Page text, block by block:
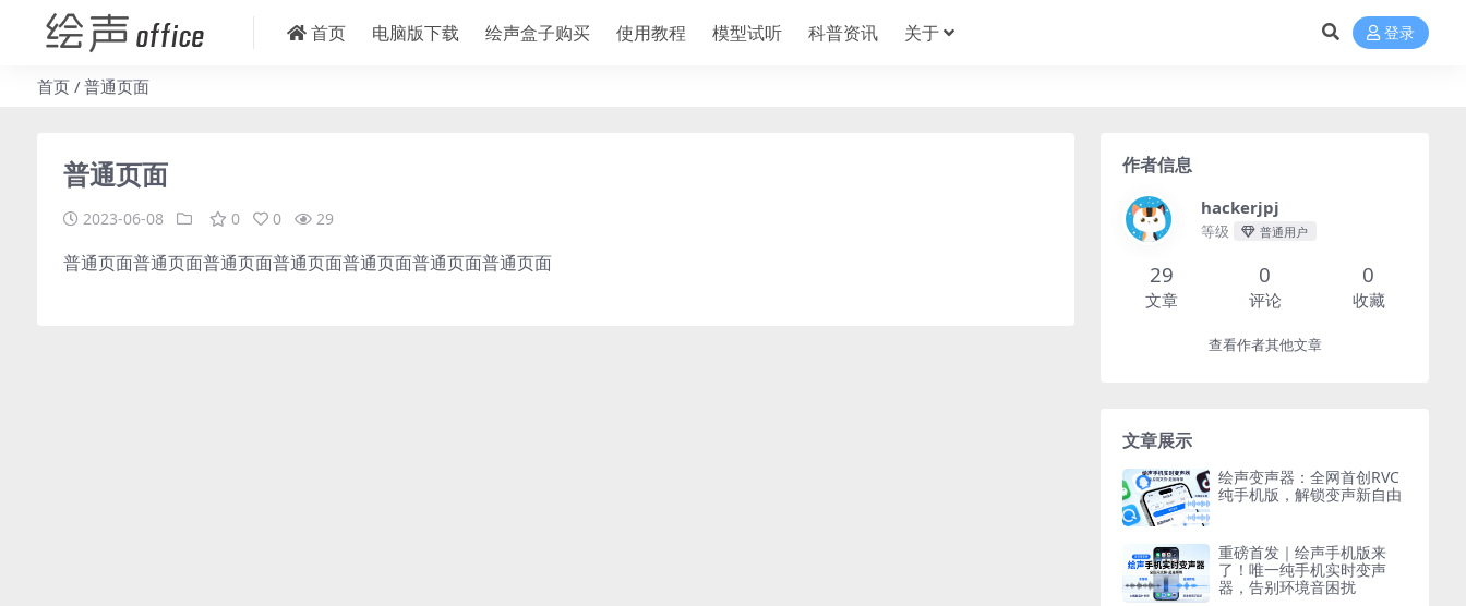
首页 电脑版下载 绘声盒子购买 使用教程 模型试听 科普资讯 关于 登录
首页 普通页面
普通页面
2023-06-08 0 0 29
普通页面普通页面普通页面普通页面普通页面普通页面普通页面
作者信息
hackerjpj
等级 普通用户
29
文章
0
评论
0
收藏
查看作者其他文章
文章展示
绘声变声器：全网首创RVC
纯手机版，解锁变声新自由
重磅首发｜绘声手机版来
了！唯一纯手机实时变声
器，告别环境音困扰